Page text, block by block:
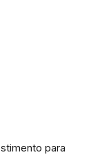
para